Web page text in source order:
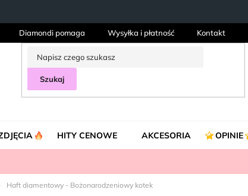
Diamondi pomaga Wysyłka i płatność Kontakt
Szukaj
HITY CENOWE AKCESORIA OPINIE
Haft diamentowy - Bożonarodzeniowy kotek